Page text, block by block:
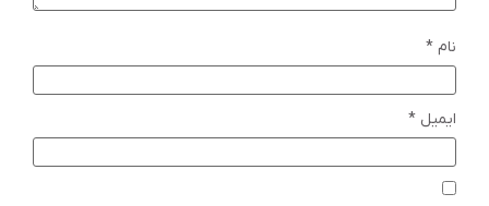
نام *
ایمیل *